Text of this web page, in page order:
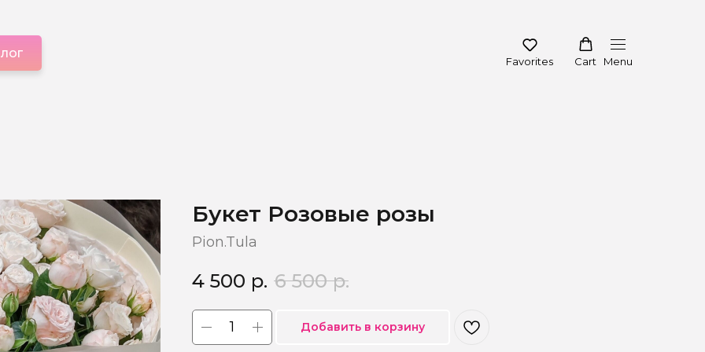
Favorites Cart Menu
Букет Розовые розы
Pion.Tula
4 500 р. 6 500 р.
Добавить в корзину